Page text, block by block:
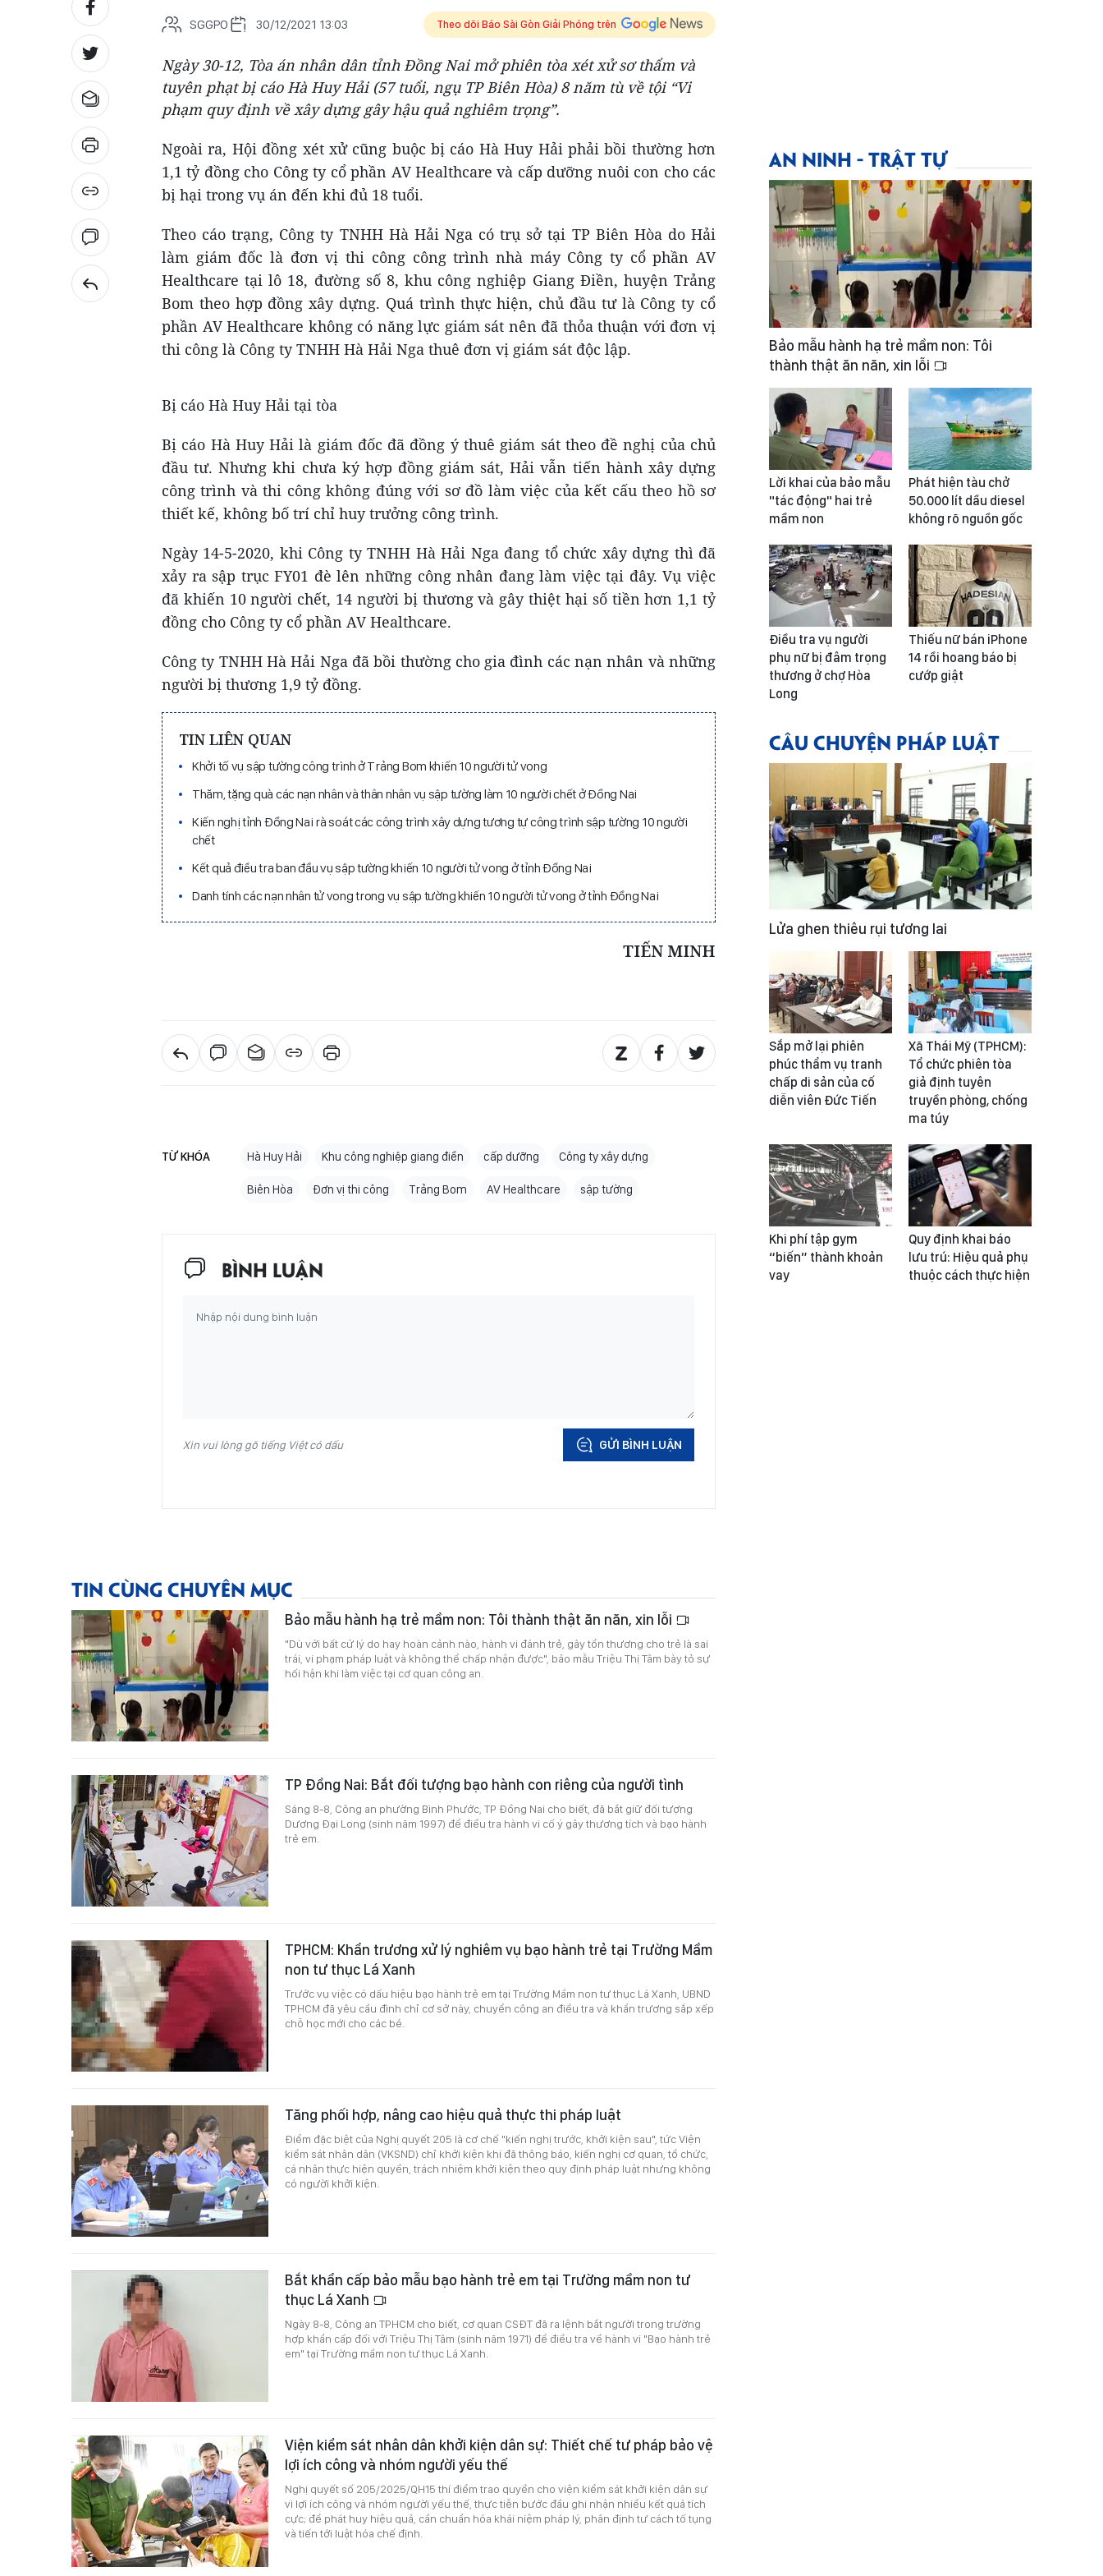
SGGPO 30/12/2021 13:03 Theo dõi Báo Sài Gòn Giải Phóng trên
Ngày 30-12, Tòa án nhân dân tỉnh Đồng Nai mở phiên tòa xét xử sơ thẩm và
tuyên phạt bị cáo Hà Huy Hải (57 tuổi, ngụ TP Biên Hòa) 8 năm tù về tội “Vi
phạm quy định về xây dựng gây hậu quả nghiêm trọng”.
Ngoài ra, Hội đồng xét xử cũng buộc bị cáo Hà Huy Hải phải bồi thường hơn
1,1 tỷ đồng cho Công ty cổ phần AV Healthcare và cấp dưỡng nuôi con cho các
bị hại trong vụ án đến khi đủ 18 tuổi.
Theo cáo trạng, Công ty TNHH Hà Hải Nga có trụ sở tại TP Biên Hòa do Hải
làm giám đốc là đơn vị thi công công trình nhà máy Công ty cổ phần AV
Healthcare tại lô 18, đường số 8, khu công nghiệp Giang Điền, huyện Trảng
Bom theo hợp đồng xây dựng. Quá trình thực hiện, chủ đầu tư là Công ty cổ
phần AV Healthcare không có năng lực giám sát nên đã thỏa thuận với đơn vị
thi công là Công ty TNHH Hà Hải Nga thuê đơn vị giám sát độc lập.
Bị cáo Hà Huy Hải tại tòa
Bị cáo Hà Huy Hải là giám đốc đã đồng ý thuê giám sát theo đề nghị của chủ
đầu tư. Nhưng khi chưa ký hợp đồng giám sát, Hải vẫn tiến hành xây dựng
công trình và thi công không đúng với sơ đồ làm việc của kết cấu theo hồ sơ
thiết kế, không bố trí chỉ huy trưởng công trình.
Ngày 14-5-2020, khi Công ty TNHH Hà Hải Nga đang tổ chức xây dựng thì đã
xảy ra sập trục FY01 đè lên những công nhân đang làm việc tại đây. Vụ việc
đã khiến 10 người chết, 14 người bị thương và gây thiệt hại số tiền hơn 1,1 tỷ
đồng cho Công ty cổ phần AV Healthcare.
Công ty TNHH Hà Hải Nga đã bồi thường cho gia đình các nạn nhân và những
người bị thương 1,9 tỷ đồng.
TIN LIÊN QUAN
Khởi tố vụ sập tường công trình ở Trảng Bom khiến 10 người tử vong
Thăm, tặng quà các nạn nhân và thân nhân vụ sập tường làm 10 người chết ở Đồng Nai
Kiến nghị tỉnh Đồng Nai rà soát các công trình xây dựng tương tự công trình sập tường 10 người
chết
Kết quả điều tra ban đầu vụ sập tường khiến 10 người tử vong ở tỉnh Đồng Nai
Danh tính các nạn nhân tử vong trong vụ sập tường khiến 10 người tử vong ở tỉnh Đồng Nai
TIẾN MINH
TỪ KHÓA Hà Huy Hải Khu công nghiệp giang điền cấp dưỡng Công ty xây dựng
Biên Hòa Đơn vị thi công Trảng Bom AV Healthcare sập tường
BÌNH LUẬN
Xin vui lòng gõ tiếng Việt có dấu GỬI BÌNH LUẬN
TIN CÙNG CHUYÊN MỤC
Bảo mẫu hành hạ trẻ mầm non: Tôi thành thật ăn năn, xin lỗi
"Dù với bất cứ lý do hay hoàn cảnh nào, hành vi đánh trẻ, gây tổn thương cho trẻ là sai
trái, vi phạm pháp luật và không thể chấp nhận được", bảo mẫu Triệu Thị Tâm bày tỏ sự
hối hận khi làm việc tại cơ quan công an.
TP Đồng Nai: Bắt đối tượng bạo hành con riêng của người tình
Sáng 8-8, Công an phường Bình Phước, TP Đồng Nai cho biết, đã bắt giữ đối tượng
Dương Đại Long (sinh năm 1997) để điều tra hành vi cố ý gây thương tích và bạo hành
trẻ em.
TPHCM: Khẩn trương xử lý nghiêm vụ bạo hành trẻ tại Trường Mầm
non tư thục Lá Xanh
Trước vụ việc có dấu hiệu bạo hành trẻ em tại Trường Mầm non tư thục Lá Xanh, UBND
TPHCM đã yêu cầu đình chỉ cơ sở này, chuyển công an điều tra và khẩn trương sắp xếp
chỗ học mới cho các bé.
Tăng phối hợp, nâng cao hiệu quả thực thi pháp luật
Điểm đặc biệt của Nghị quyết 205 là cơ chế "kiến nghị trước, khởi kiện sau", tức Viện
kiểm sát nhân dân (VKSND) chỉ khởi kiện khi đã thông báo, kiến nghị cơ quan, tổ chức,
cá nhân thực hiện quyền, trách nhiệm khởi kiện theo quy định pháp luật nhưng không
có người khởi kiện.
Bắt khẩn cấp bảo mẫu bạo hành trẻ em tại Trường mầm non tư
thục Lá Xanh
Ngày 8-8, Công an TPHCM cho biết, cơ quan CSĐT đã ra lệnh bắt người trong trường
hợp khẩn cấp đối với Triệu Thị Tâm (sinh năm 1971) để điều tra về hành vi "Bạo hành trẻ
em" tại Trường mầm non tư thục Lá Xanh.
Viện kiểm sát nhân dân khởi kiện dân sự: Thiết chế tư pháp bảo vệ
lợi ích công và nhóm người yếu thế
Nghị quyết số 205/2025/QH15 thí điểm trao quyền cho viện kiểm sát khởi kiện dân sự
vì lợi ích công và nhóm người yếu thế, thực tiễn bước đầu ghi nhận nhiều kết quả tích
cực; để phát huy hiệu quả, cần chuẩn hóa khái niệm pháp lý, phân định tư cách tố tụng
và tiến tới luật hóa chế định.
AN NINH - TRẬT TỰ
Bảo mẫu hành hạ trẻ mầm non: Tôi
thành thật ăn năn, xin lỗi
Lời khai của bảo mẫu
"tác động" hai trẻ
mầm non
Phát hiện tàu chở
50.000 lít dầu diesel
không rõ nguồn gốc
Điều tra vụ người
phụ nữ bị đâm trọng
thương ở chợ Hòa
Long
Thiếu nữ bán iPhone
14 rồi hoang báo bị
cướp giật
CÂU CHUYỆN PHÁP LUẬT
Lửa ghen thiêu rụi tương lai
Sắp mở lại phiên
phúc thẩm vụ tranh
chấp di sản của cố
diễn viên Đức Tiến
Xã Thái Mỹ (TPHCM):
Tổ chức phiên tòa
giả định tuyên
truyền phòng, chống
ma túy
Khi phí tập gym
“biến” thành khoản
vay
Quy định khai báo
lưu trú: Hiệu quả phụ
thuộc cách thực hiện